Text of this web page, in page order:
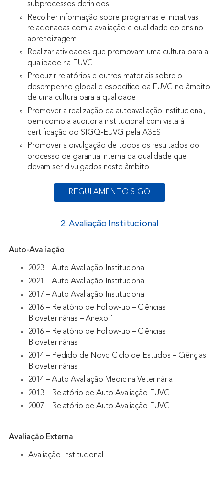
subprocessos definidos
Recolher informação sobre programas e iniciativas
relacionadas com a avaliação e qualidade do ensino-
aprendizagem
Realizar atividades que promovam uma cultura para a
qualidade na EUVG
Produzir relatórios e outros materiais sobre o
desempenho global e específico da EUVG no âmbito
de uma cultura para a qualidade
Promover a realização da autoavaliação institucional,
bem como a auditoria institucional com vista à
certificação do SIGQ-EUVG pela A3ES
Promover a divulgação de todos os resultados do
processo de garantia interna da qualidade que
devam ser divulgados neste âmbito
REGULAMENTO SIGQ
2. Avaliação Institucional
Auto-Avaliação
2023 – Auto Avaliação Institucional
2021 – Auto Avaliação Institucional
2017 – Auto Avaliação Institucional
2016 – Relatório de Follow-up – Ciências
Bioveterinárias – Anexo 1
2016 – Relatório de Follow-up – Ciências
Bioveterinárias
2014 – Pedido de Novo Ciclo de Estudos – Ciênçias
Bioveterinárias
2014 – Auto Avaliação Medicina Veterinária
2013 – Relatório de Auto Avaliação EUVG
2007 – Relatório de Auto Avaliação EUVG
Avaliação Externa
Avaliação Institucional